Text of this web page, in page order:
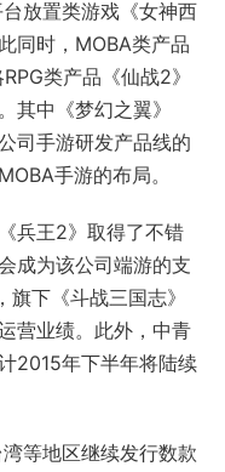
放置类游戏《女神西
同时，MOBA类产品
类产品《仙战2》
其中《梦幻之翼》
司手游研发产品线的
手游的布局。
兵王2》取得了不错
成为该公司端游的支
下《斗战三国志》
营业绩。此外，中青
2015年下半年将陆续
等地区继续发行数款